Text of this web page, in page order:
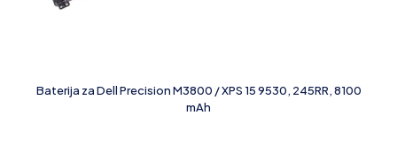
Baterija za Dell Precision M3800 / XPS 15 9530, 245RR, 8100
mAh